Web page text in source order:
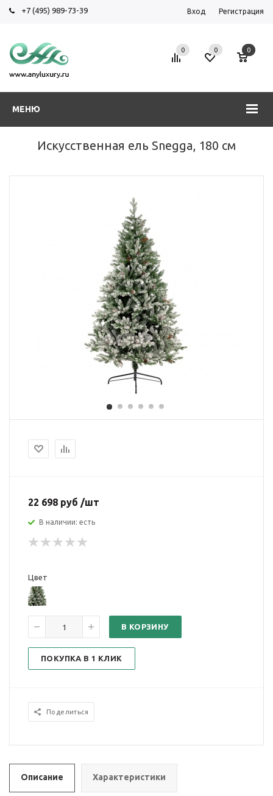
+7 (495) 989-73-39 Вход Регистрация
МЕНЮ
0 0 0
Искусственная ель Snegga, 180 см
22 698 руб /шт
В наличии: есть
Цвет
В КОРЗИНУ
ПОКУПКА В 1 КЛИК
Поделиться
Описание Характеристики